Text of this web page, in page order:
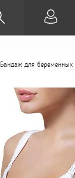
Бандаж для